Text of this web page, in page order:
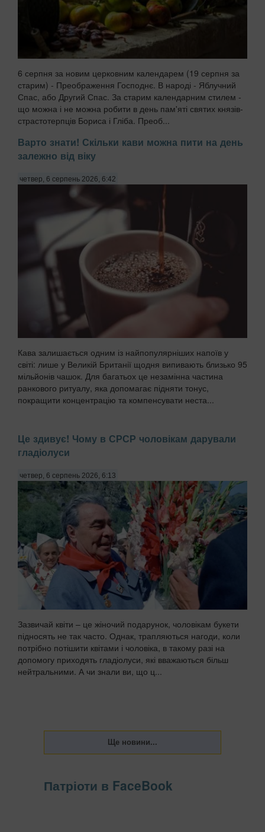
6 серпня за новим церковним календарем (19 серпня за
старим) - Преображення Господнє. В народі - Яблучний
Спас, або Другий Спас. За старим календарним стилем -
що можна і не можна робити в день пам'яті святих князів-
страстотерпців Бориса і Гліба. Преоб...
Варто знати! Скільки кави можна пити на день
залежно від віку
четвер, 6 серпень 2026, 6:42
Кава залишається одним із найпопулярніших напоїв у
світі: лише у Великій Британії щодня випивають близько 95
мільйонів чашок. Для багатьох це незамінна частина
ранкового ритуалу, яка допомагає підняти тонус,
покращити концентрацію та компенсувати неста...
Це здивує! Чому в СРСР чоловікам дарували
гладіолуси
четвер, 6 серпень 2026, 6:13
Зазвичай квіти – це жіночий подарунок, чоловікам букети
підносять не так часто. Однак, трапляються нагоди, коли
потрібно потішити квітами і чоловіка, в такому разі на
допомогу приходять гладіолуси, які вважаються більш
нейтральними. А чи знали ви, що ц...
Патріоти в FaceBook